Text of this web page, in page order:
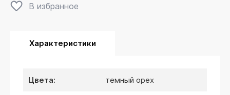
В избранное
Характеристики
цвета: темный орех